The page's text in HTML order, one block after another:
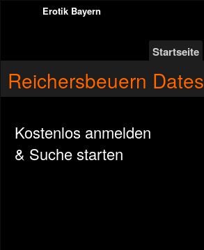
Erotik Bayern
Startseite
Reichersbeuern Dates
Kostenlos anmelden
& Suche starten